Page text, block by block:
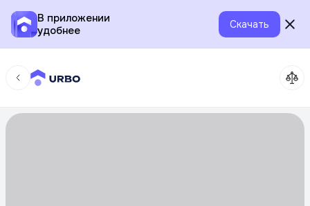
В приложении
удобнее
Скачать